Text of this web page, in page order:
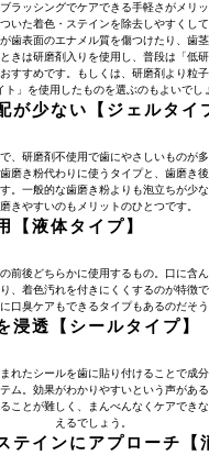
ラッシングでケアできる手軽さがメリ
いた着色・ステインを除去しやすくして
歯表面のエナメル質を傷つけたり、歯
きは研磨剤入りを使用し、普段は「低
すすめです。もしくは、研磨剤より粒
ト」を使用したものを選ぶのもよいでし
が少ない【ジェルタイ
、研磨剤不使用で歯にやさしいものが
磨き粉代わりに使うタイプと、歯磨き
。一般的な歯磨き粉よりも泡立ちが少
きやすいのもメリットのひとつです。
【液体タイプ】
前後どちらかに使用するもの。口に含
、着色汚れを付きにくくするのが特徴
口臭ケアもできるタイプもあるのだそう
浸透【シールタイプ】
れたシールを歯に貼り付けることで成
ム。効果がわかりやすいという声があ
ことが難しく、まんべんなくケアでき
えるでしょう。
テインにアプローチ【